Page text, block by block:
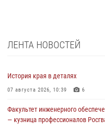
ЛЕНТА НОВОСТЕЙ
История края в деталях
07 августа 2026, 10:39 6
Факультет инженерного
— кузница профессионалов